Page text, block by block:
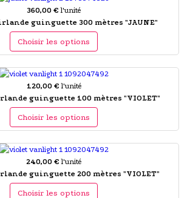
360,00 € l'unité
guinguette 300 mètres "JAUNE"
Choisir les options
120,00 € l'unité
guinguette 100 mètres "VIOLET"
Choisir les options
240,00 € l'unité
guinguette 200 mètres "VIOLET"
Choisir les options